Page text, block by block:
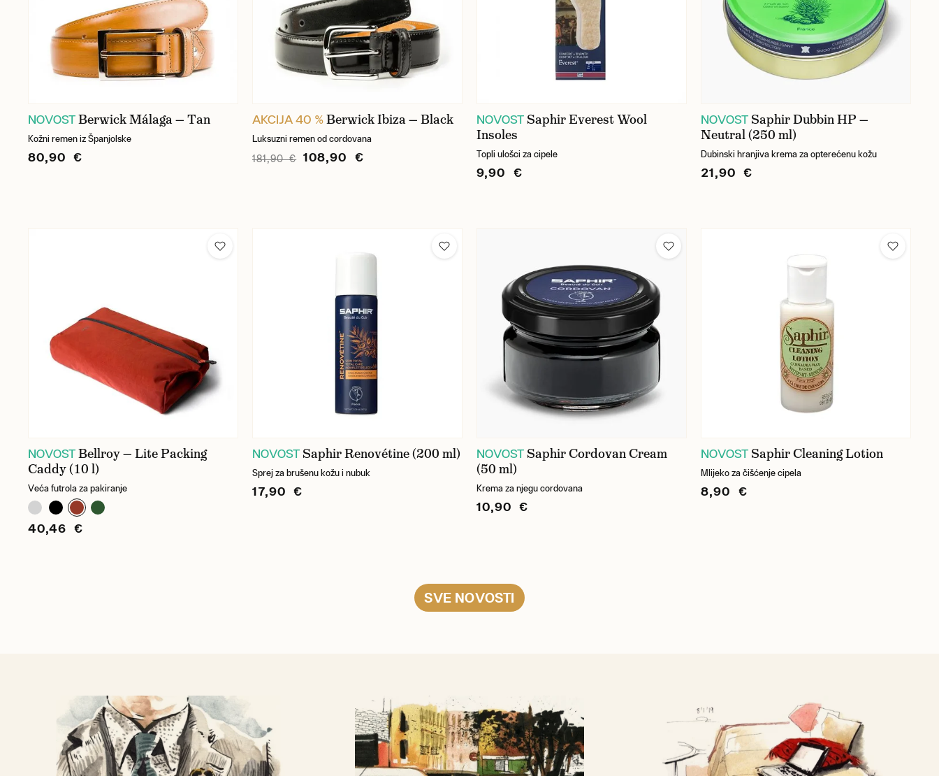
NOVOSTBerwick Málaga — Tan
Kožni remen iz Španjolske
80,90 €
AKCIJA 40 %Berwick Ibiza — Black
Luksuzni remen od cordovana
181,90 € 108,90 €
NOVOST Saphir Everest Wool
Insoles
Topli ulošci za cipele
9,90 €
NOVOST Saphir Dubbin HP —
Neutral (250 ml)
Dubinski hranjiva krema za opterećenu kožu
21,90 €
NOVOSTBellroy — Lite Packing
Caddy (10 l)
Veća futrola za pakiranje
40,46 €
NOVOST Saphir Renovétine (200 ml)
Sprej za brušenu kožu i nubuk
17,90 €
NOVOST Saphir Cordovan Cream
(50 ml)
Krema za njegu cordovana
10,90 €
NOVOST Saphir Cleaning Lotion
Mlijeko za čišćenje cipela
8,90 €
SVE NOVOSTI